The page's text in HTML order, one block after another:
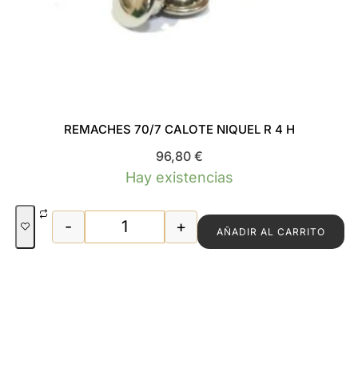
REMACHES 70/7 CALOTE NIQUEL R 4 H
96,80 €
Hay existencias
REMACHES 70/7 CALOTE NIQUEL R 4
- + AÑADIR AL CARRITO